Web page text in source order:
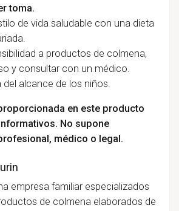
toma.
de vida saludable con una dieta
a productos de colmena,
y consultar con un médico.
del alcance de los niños.
en este producto
No supone
médico o legal.
empresa familiar especializados
de colmena elaborados de